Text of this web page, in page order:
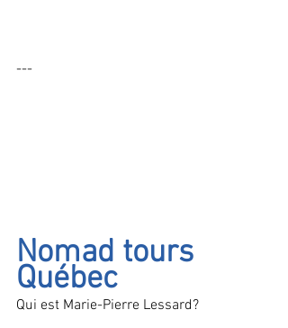
---
Nomad tours
Québec
Qui est Marie-Pierre Lessard?